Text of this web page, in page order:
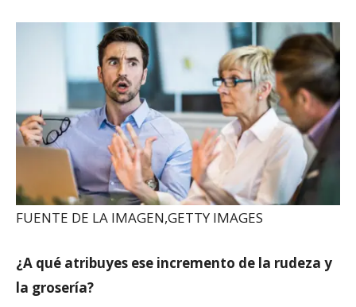
FUENTE DE LA IMAGEN,GETTY IMAGES
¿A qué atribuyes ese incremento de la rudeza y
la grosería?